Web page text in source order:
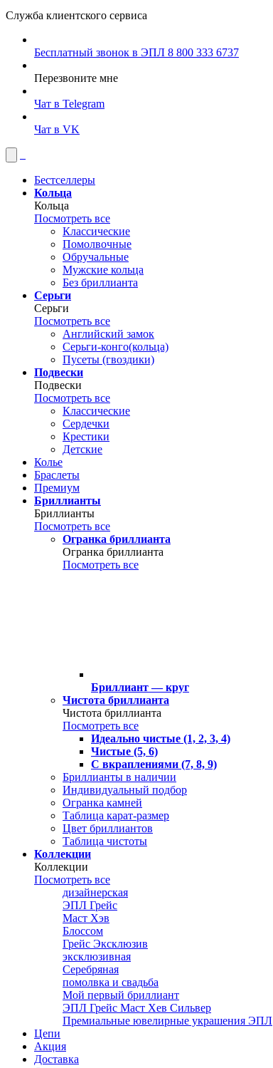
Служба клиентского сервиса
Бесплатный звонок в ЭПЛ 8 800 333 6737
Перезвоните мне
Чат в Telegram
Чат в VK
Бестселлеры
Кольца
Кольца
Посмотреть все
Классические
Помолвочные
Обручальные
Мужские кольца
Без бриллианта
Серьги
Серьги
Посмотреть все
Английский замок
Серьги-конго(кольца)
Пусеты (гвоздики)
Подвески
Подвески
Посмотреть все
Классические
Сердечки
Крестики
Детские
Колье
Браслеты
Премиум
Бриллианты
Бриллианты
Посмотреть все
Огранка бриллианта
Огранка бриллианта
Посмотреть все
Бриллиант — круг
Чистота бриллианта
Чистота бриллианта
Посмотреть все
Идеально чистые (1, 2, 3, 4)
Чистые (5, 6)
С вкраплениями (7, 8, 9)
Бриллианты в наличии
Индивидуальный подбор
Огранка камней
Таблица карат-размер
Цвет бриллиантов
Таблица чистоты
Коллекции
Коллекции
Посмотреть все
дизайнерская
ЭПЛ Грейс
Маст Хэв
Блоссом
Грейс Эксклюзив
эксклюзивная
Серебряная
помолвка и свадьба
Мой первый бриллиант
ЭПЛ Грейс Маст Хев Сильвер
Премиальные ювелирные украшения ЭПЛ
Цепи
Акция
Доставка